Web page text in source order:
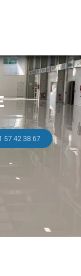
57 42 38 67